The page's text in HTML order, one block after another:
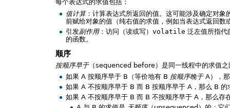
每个表达式的求值包括：
值计算：计算表达式所返回的值。这可能涉及确定对
前赋给对象的值（纯右值的求值，例如当表达式返回数
引发副作用：访问（读或写）volatile 泛左值所指代
的函数。
顺序
按顺序早于（sequenced before）是同一线程中的求值之
如果 A 按顺序早于 B（等价地有 B 按顺序晚于A），
如果 A 不按顺序早于 B 而 B 按顺序早于 A，那么 B
如果 A 不按顺序早于 B 而 B 不按顺序早于 A，那么存